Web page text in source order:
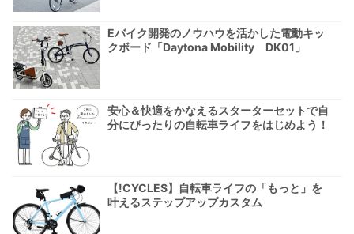
Eバイク開発のノウハウを活かした電動キッ
クボード「Daytona Mobility DK01」
安心＆快適をかなえるスターターセットで自
分にぴったりの自転車ライフをはじめよう！
【!CYCLES】自転車ライフの「もっと」を
叶えるステップアップカスタム